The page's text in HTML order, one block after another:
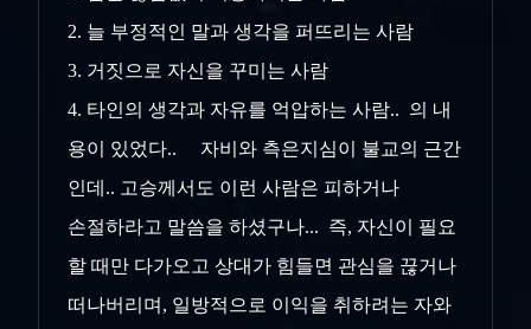
2. 늘 부정적인 말과 생각을 퍼뜨리는 사람
3. 거짓으로 자신을 꾸미는 사람
4. 타인의 생각과 자유를 억압하는 사람.. 의 내
용이 있었다.. 자비와 측은지심이 불교의 근간
인데.. 고승께서도 이런 사람은 피하거나
손절하라고 말씀을 하셨구나... 즉, 자신이 필요
할 때만 다가오고 상대가 힘들면 관심을 끊거나
떠나버리며, 일방적으로 이익을 취하려는 자와